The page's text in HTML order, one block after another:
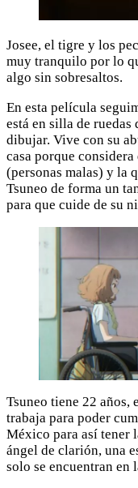
Josee, el tigre y los
muy tranquilo por lo
algo sin sobresaltos.
En esta película
está en silla de ruedas
dibujar. Vive con su
casa porque
(personas malas) y la
Tsuneo de forma un
para que cuide de su
Tsuneo tiene 22 años,
trabaja para poder
México para así tener
ángel de clarión, una
solo se encuentran en